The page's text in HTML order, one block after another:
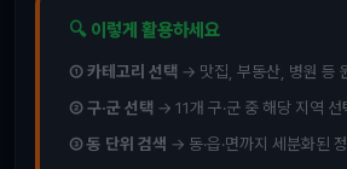
🔍 이렇게 활용하세요
① 카테고리 선택 → 맛집, 부동산, 병원 등
② 구·군 선택 → 11개 구·군 중 해당 지역 선
③ 동 단위 검색 → 동·읍·면까지 세분화된